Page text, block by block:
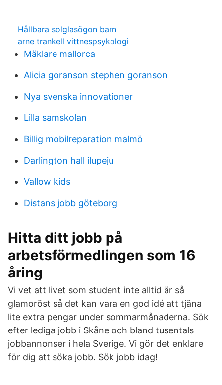
Hållbara solglasögon barn
arne trankell vittnespsykologi
Mäklare mallorca
Alicia goranson stephen goranson
Nya svenska innovationer
Lilla samskolan
Billig mobilreparation malmö
Darlington hall ilupeju
Vallow kids
Distans jobb göteborg
Hitta ditt jobb på
arbetsförmedlingen som 16
åring
Vi vet att livet som student inte alltid är så
glamoröst så det kan vara en god idé att tjäna
lite extra pengar under sommarmånaderna. Sök
efter lediga jobb i Skåne och bland tusentals
jobbannonser i hela Sverige. Vi gör det enklare
för dig att söka jobb. Sök jobb idag!